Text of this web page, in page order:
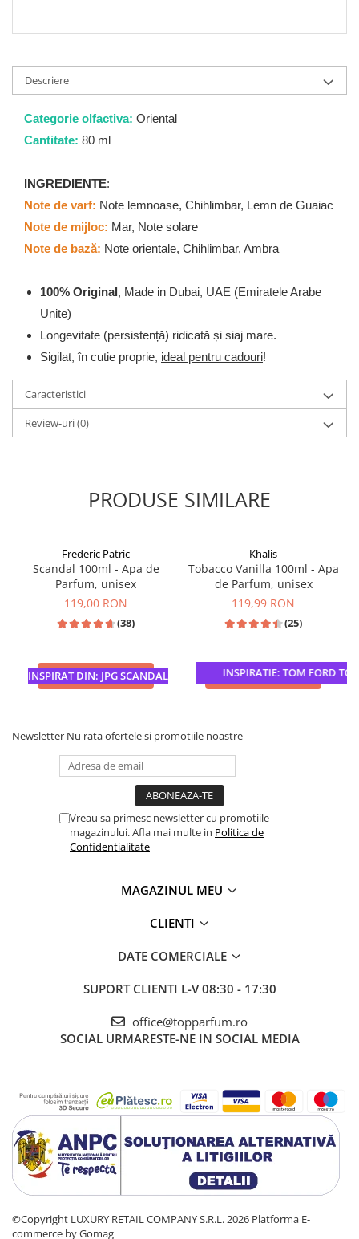
Descriere
Categorie olfactiva: Oriental
Cantitate: 80 ml
INGREDIENTE:
Note de varf: Note lemnoase, Chihlimbar, Lemn de Guaiac
Note de mijloc: Mar, Note solare
Note de bază: Note orientale, Chihlimbar, Ambra
100% Original, Made in Dubai, UAE (Emiratele Arabe
Unite)
Longevitate (persistență) ridicată și siaj mare.
Sigilat, în cutie proprie, ideal pentru cadouri!
Caracteristici
Review-uri(0)
PRODUSE SIMILARE
INSPIRAT DIN: JPG SCANDAL
Frederic Patric
Scandal 100ml - Apa de
Parfum, unisex
119,00 RON
(38)
ADAUGA IN COS INSPIRATIE: TOM FORD
Khalis
Tobacco Vanilla 100ml - Apa
de Parfum, unisex
119,99 RON
(25)
ADAUGA IN COS
Newsletter Nu rata ofertele si promotiile noastre
Vreau sa primesc newsletter cu promotiile
magazinului. Afla mai multe in Politica de
Confidentialitate
MAGAZINUL MEU
CLIENTI
DATE COMERCIALE
SUPORT CLIENTI L-V 08:30 - 17:30
office@topparfum.ro
SOCIAL URMARESTE-NE IN SOCIAL MEDIA
©Copyright LUXURY RETAIL COMPANY S.R.L. 2026 Platforma E-
commerce by Gomag